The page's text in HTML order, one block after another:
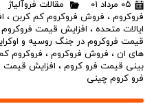
۰۵ مرداد ۰۱ مقالات فروآلیاژ
فروکروم ، فروش فروکروم کم کربن ،
ایالات متحده ، افزایش قیمت فروکروم
قیمت فروکروم در جنگ روسیه و
های ان ، فروش فروکروم ، فروکروم
بینی قیمت فرو کروم ، افزایش قیمت
فرو کروم چینی